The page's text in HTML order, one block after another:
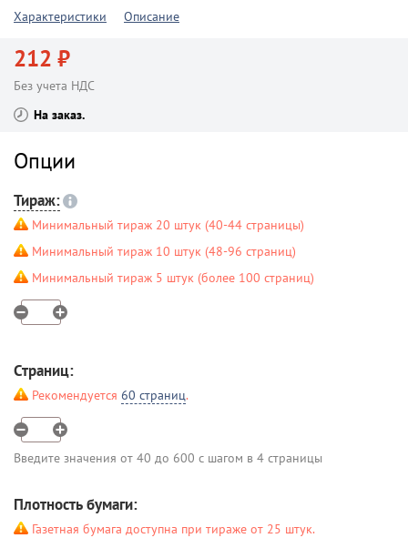
Характеристики
Описание
212 ₽
Без учета НДС
На заказ
Опции
Тираж:
Минимальный тираж 20 штук (40-44 страницы)
Минимальный тираж 10 штук (48-96 страниц)
Минимальный тираж 5 штук (более 100 страниц)
Страниц:
Рекомендуется 60 страниц.
Введите значения от 40 до 600 с шагом в 4 страницы
Плотность бумаги:
Газетная бумага доступна при тираже от 25 штук.